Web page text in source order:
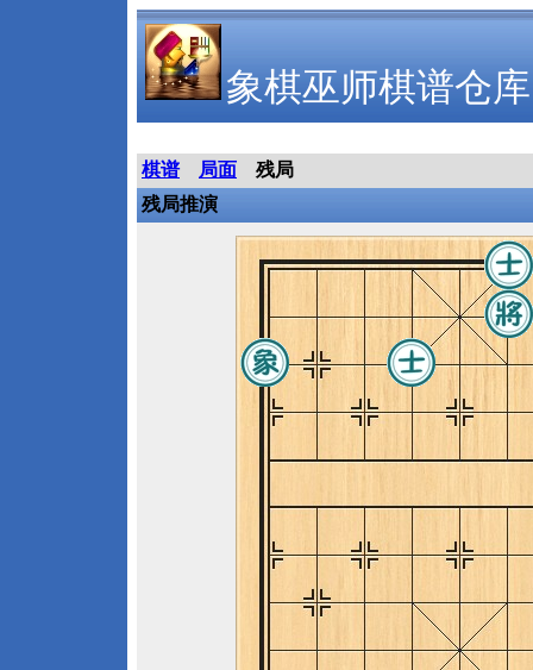
象棋巫师棋谱仓库
棋谱 局面
残局
残局推演